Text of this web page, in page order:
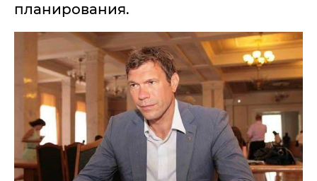
планирования.